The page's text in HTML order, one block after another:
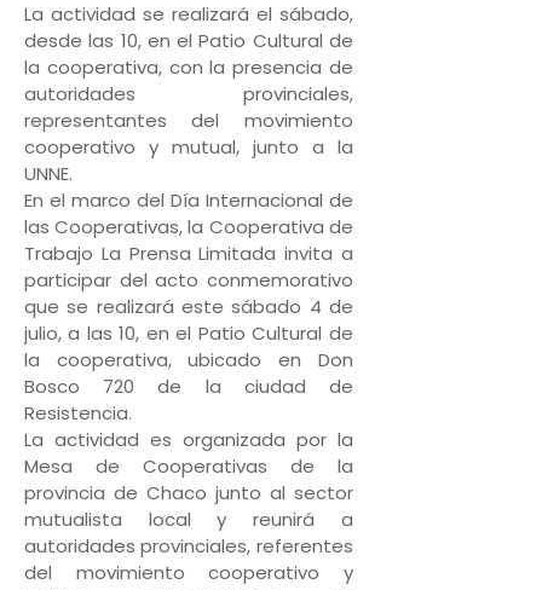
La actividad se realizará el sábado,
desde las 10, en el Patio Cultural de
la cooperativa, con la presencia de
autoridades provinciales,
representantes del movimiento
cooperativo y mutual, junto a la
UNNE.
En el marco del Día Internacional de
las Cooperativas, la Cooperativa de
Trabajo La Prensa Limitada invita a
participar del acto conmemorativo
que se realizará este sábado 4 de
julio, a las 10, en el Patio Cultural de
la cooperativa, ubicado en Don
Bosco 720 de la ciudad de
Resistencia.
La actividad es organizada por la
Mesa de Cooperativas de la
provincia de Chaco junto al sector
mutualista local y reunirá a
autoridades provinciales, referentes
del movimiento cooperativo y